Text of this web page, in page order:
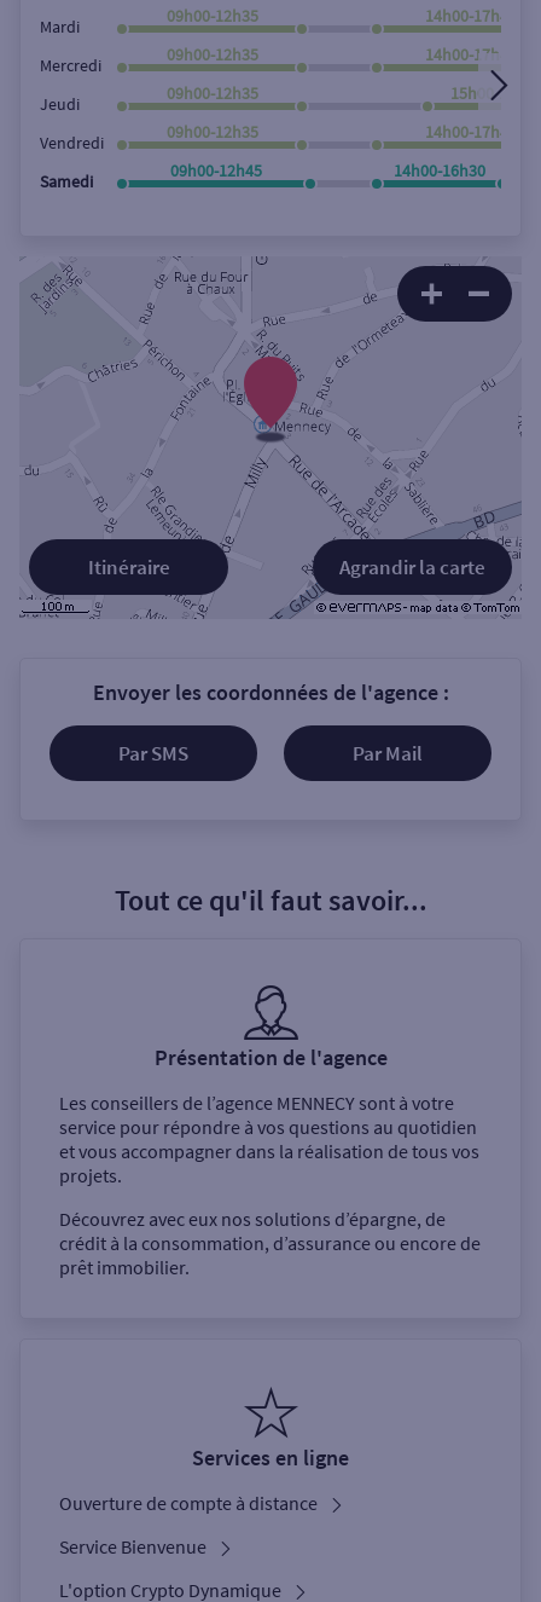
Mardi
09h00-12h35 14h00-17h45
Mercredi
09h00-12h35 14h00-17h45
Jeudi
09h00-12h35 15h00-
Vendredi
09h00-12h35 14h00-17h45
Samedi
09h00-12h45 14h00-16h30
Agrandir la carte
Itinéraire
Envoyer les coordonnées de l'agence :
Par SMS Par Mail
Tout ce qu'il faut savoir...
Présentation de l'agence
Les conseillers de l’agence MENNECY sont à votre
service pour répondre à vos questions au quotidien
et vous accompagner dans la réalisation de tous vos
projets.
Découvrez avec eux nos solutions d’épargne, de
crédit à la consommation, d’assurance ou encore de
prêt immobilier.
Services en ligne
Ouverture de compte à distance
Service Bienvenue
L'option Crypto Dynamique